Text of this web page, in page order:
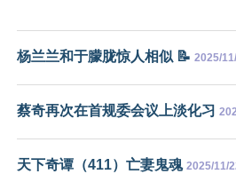
杨兰兰和于朦胧惊人相似 📝 2025/
蔡奇再次在首规委会议上淡化习
天下奇谭（411）亡妻鬼魂 2025/11/